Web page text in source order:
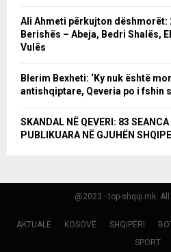
Ali Ahmeti përkujton dëshmorët:
Berishës – Abeja, Bedri Shalës,
Vulës
Blerim Bexheti: ‘Ky nuk është
antishqiptare, Qeveria po i fshin
SKANDAL NË QEVERI: 83
PUBLIKUARA NË GJUHËN SHQIPE
@2023 - top-shqip.mk.
AKTUALE KOSOVË SHQIPËRI
SPORT